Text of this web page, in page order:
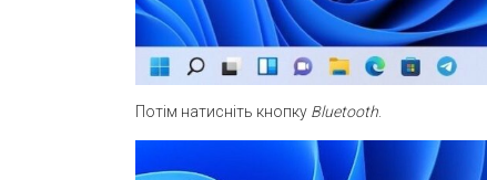
Потім натисніть кнопку Bluetooth